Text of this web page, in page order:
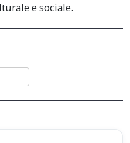
e sociale.